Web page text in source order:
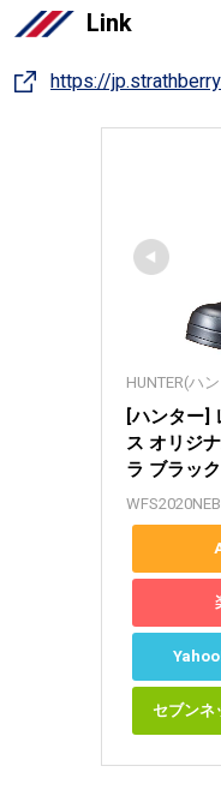
Link
https://
HUNTER(ハ
[ハンター]
ス オリジ
ラ ブラッ
セブンネ